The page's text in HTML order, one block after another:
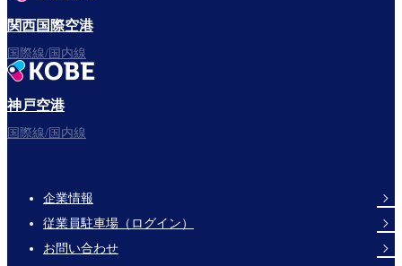
フライトをお楽しみください。
関西国際空港
国際線/国内線
神戸空港
国際線/国内線
Footer
Links
企業情報
従業員駐車場（ログイン）
お問い合わせ